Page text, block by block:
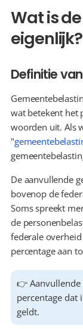
Wat is
eigenlijk?
Definitie
wat betekent het
woorden uit. Als
"
De aanvullende
bovenop de
Soms spreekt
de
federale
percentage aan
👉 Aanvullende
percentage dat
geldt.